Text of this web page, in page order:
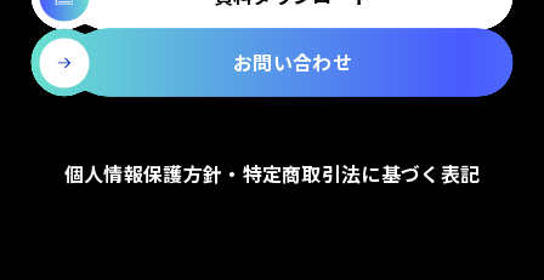
お問い合わせ
個人情報保護方針・特定商取引法に基づく表記